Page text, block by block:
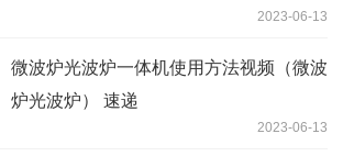
2023-06-13
微波炉光波炉一体机使用方法视频（微波
炉光波炉） 速递
2023-06-13